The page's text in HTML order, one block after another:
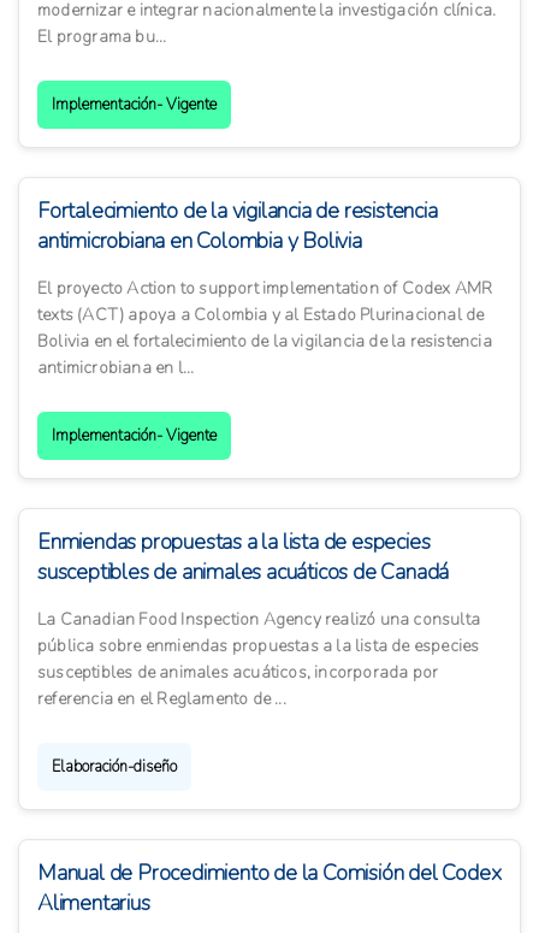
modernizar e integrar nacionalmente la investigación clínica.
El programa bu...
Implementación- Vigente
Fortalecimiento de la vigilancia de resistencia
antimicrobiana en Colombia y Bolivia
El proyecto Action to support implementation of Codex AMR
texts (ACT) apoya a Colombia y al Estado Plurinacional de
Bolivia en el fortalecimiento de la vigilancia de la resistencia
antimicrobiana en l...
Implementación- Vigente
Enmiendas propuestas a la lista de especies
susceptibles de animales acuáticos de Canadá
La Canadian Food Inspection Agency realizó una consulta
pública sobre enmiendas propuestas a la lista de especies
susceptibles de animales acuáticos, incorporada por
referencia en el Reglamento de ...
Elaboración-diseño
Manual de Procedimiento de la Comisión del Codex
Alimentarius